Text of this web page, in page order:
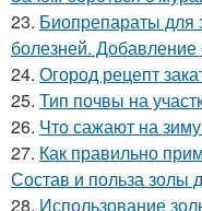
23. Биопрепараты для
болезней. Добавление
24. Огород рецепт
25. Тип почвы на
26. Что сажают на
27. Как правильно
Состав и польза золы
28. Использование